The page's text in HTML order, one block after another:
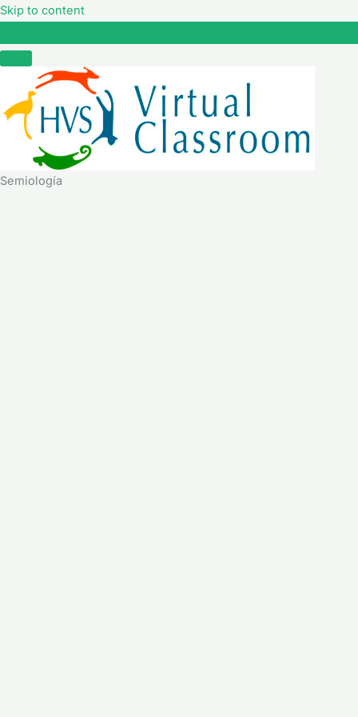
Skip to content
Semiología